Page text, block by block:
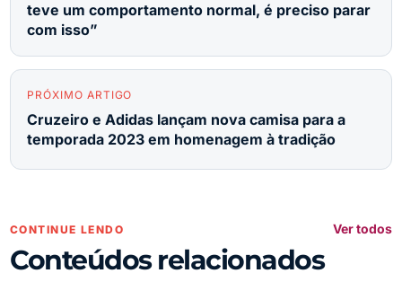
teve um comportamento normal, é preciso parar
com isso”
PRÓXIMO ARTIGO
Cruzeiro e Adidas lançam nova camisa para a
temporada 2023 em homenagem à tradição
CONTINUE LENDO
Conteúdos relacionados
Ver todos